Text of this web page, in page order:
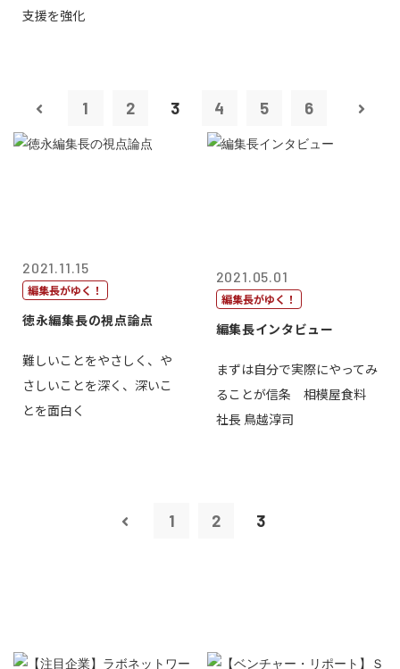
支援を強化
1 2 3 4 5 6
2021.11.15
編集長がゆく！
徳永編集長の視点論点
難しいことをやさしく、や
さしいことを深く、深いこ
とを面白く
2021.05.01
編集長がゆく！
編集長インタビュー
まずは自分で実際にやってみ
ることが信条 相模屋食料
社長 鳥越淳司
1 2 3